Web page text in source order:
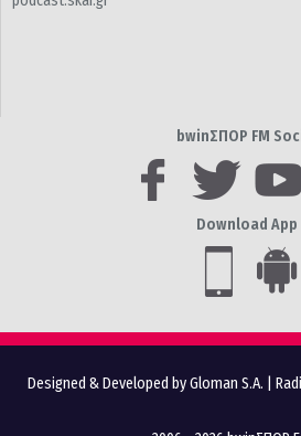
bwinΣΠΟΡ FM
Download App
Designed & Developed by Gloman S.A.